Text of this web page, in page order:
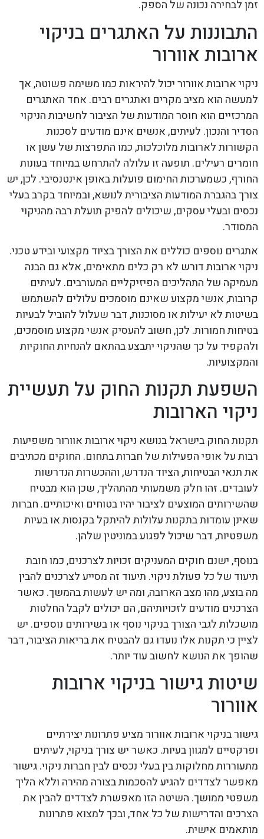
זמן לבחירה נכונה של הספק.
התבוננות על האתגרים בניקוי
ארובות אוורור
ניקוי ארובות אוורור יכול להיראות כמו משימה פשוטה, אך
למעשה הוא מציב מקרים ואתגרים רבים. אחד האתגרים
המרכזיים הוא חוסר המודעות של הציבור לחשיבות הניקוי
הסדיר והנכון. לעיתים, אנשים אינם מודעים לסכנות
הקשורות לארובות מלוכלכות, כמו התפרצות של עשן או
חומרים רעילים. תופעה זו עלולה להתרחש במיוחד בעונות
החורף, כשמערכות החימום פועלות באופן אינטנסיבי. לכן, יש
צורך בהגברת המודעות הציבורית לנושא, ובמיוחד בקרב בעלי
נכסים ובעלי עסקים, שיכולים להפיק תועלת רבה מהניקוי
המסודר.
אתגרים נוספים כוללים את הצורך בציוד מקצועי ובידע טכני.
ניקוי ארובות דורש לא רק כלים מתאימים, אלא גם הבנה
מעמיקה של התהליכים הפיזיקליים המעורבים. לעיתים
קרובות, אנשי מקצוע שאינם מוסמכים עלולים להשתמש
בשיטות לא יעילות או מסוכנות, דבר שעלול להוביל לבעיות
בטיחות חמורות. לכן, חשוב להעסיק אנשי מקצוע מוסמכים,
ולהקפיד על כך שהניקוי יתבצע בהתאם להנחיות החוקיות
והמקצועיות.
השפעת תקנות החוק על תעשיית
ניקוי הארובות
תקנות החוק בישראל בנושא ניקוי ארובות אוורור משפיעות
רבות על אופי הפעילות של חברות בתחום. החוקים מכתיבים
את תנאי הבטיחות, הציוד הנדרש, וההכשרות הנדרשות
לעובדים. זהו חלק משמעותי מהתהליך, שכן הוא מבטיח
שהשירותים המוצעים לציבור יהיו בטוחים ואיכותיים. חברות
שאינן עומדות בתקנות עלולות להיתקל בקנסות או בעיות
משפטיות, דבר שיכול לפגוע במוניטין שלהן.
בנוסף, ישנם חוקים המעניקים זכויות לצרכנים, כמו חובת
תיעוד של כל פעולת ניקוי. תיעוד זה מסייע לצרכנים להבין
מה בוצע, מהו מצב הארובה, ומה יש לעשות בהמשך. כאשר
הצרכנים מודעים לזכויותיהם, הם יכולים לקבל החלטות
מושכלות לגבי הצורך בניקוי נוסף או בשירותים נוספים. יש
לציין כי תקנות אלו נועדו גם להבטיח את בריאות הציבור, דבר
שהופך את הנושא לחשוב עוד יותר.
שיטות גישור בניקוי ארובות
אוורור
גישור בניקוי ארובות אוורור מציע פתרונות יצירתיים
ופרקטיים למגוון בעיות. כאשר יש צורך בניקוי, לעיתים
מתעוררות מחלוקות בין בעלי נכסים לבין חברות ניקוי. גישור
מאפשר לצדדים להגיע להסכמות בצורה מהירה וללא הליך
משפטי ממושך. השיטה הזו מאפשרת לצדדים להבין את
הצרכים והדרישות של כל אחד, ובכך למצוא פתרונות
מותאמים אישית.